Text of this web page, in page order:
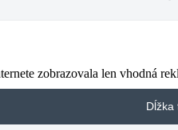
zobrazovala len vhodná
Dĺžka